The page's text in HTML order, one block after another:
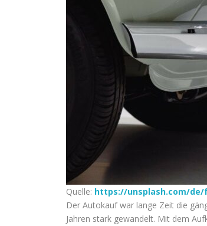
Quelle: https://unsplash.com/de/
Der Autokauf war lange Zeit die
Jahren stark gewandelt. Mit dem